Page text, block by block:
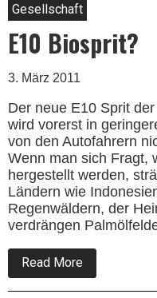
Gesellschaft
E10 Biosprit?
3. März 2011
Der neue E10 Sprit
wird vorerst in
von den Autofahrern
Wenn man sich Fragt,
hergestellt werden,
Ländern wie
Regenwäldern, der
verdrängen
Read More
E10
Biosprit?